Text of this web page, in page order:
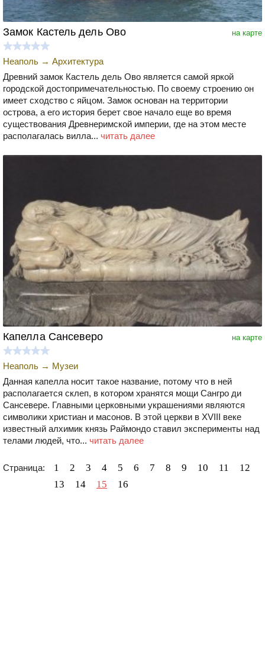
на карте
Замок Кастель дель Ово
Неаполь → Архитектура
Древний замок Кастель дель Ово является самой яркой
городской достопримечательностью. По своему строению он
имеет сходство с яйцом. Замок основан на территории
острова, а его история берет свое начало еще во время
существования Древнеримской империи, где на этом месте
располагалась вилла... читать далее
на карте
Капелла Сансеверо
Неаполь → Музеи
Данная капелла носит такое название, потому что в ней
располагается склеп, в котором хранятся мощи Сангро ди
Сансевере. Главными церковными украшениями являются
символики христиан и масонов. В этой церкви в XVIII веке
известный алхимик князь Раймондо ставил эксперименты над
телами людей, что... читать далее
Страница: 1 2 3 4 5 6 7 8 9 10 11
12
13
14 15 16